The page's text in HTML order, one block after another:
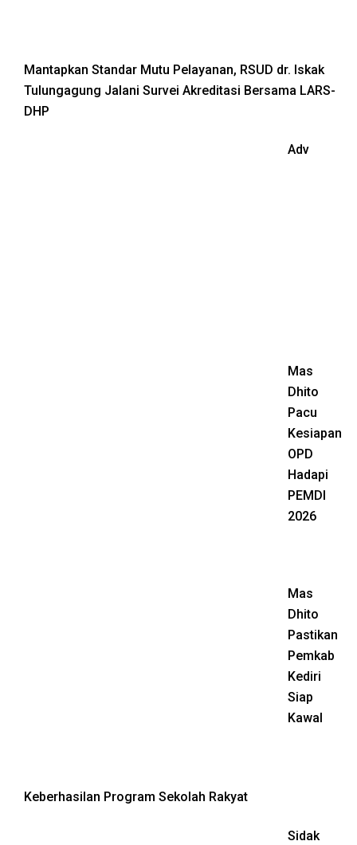
Mantapkan Standar Mutu Pelayanan, RSUD dr. Iskak
Tulungagung Jalani Survei Akreditasi Bersama LARS-
DHP
Adv
Mas
Dhito
Pacu
Kesiapan
OPD
Hadapi
PEMDI
2026
Mas
Dhito
Pastikan
Pemkab
Kediri
Siap
Kawal
Keberhasilan Program Sekolah Rakyat
Sidak